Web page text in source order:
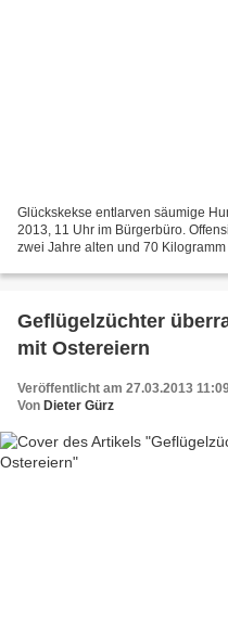
Glückskekse entlarven säumige
2013, 11 Uhr im Bürgerbüro.
zwei Jahre alten und 70
Geflügelzüchter
mit Ostereiern
Veröffentlicht am 27.03.2013
Von Dieter Gürz